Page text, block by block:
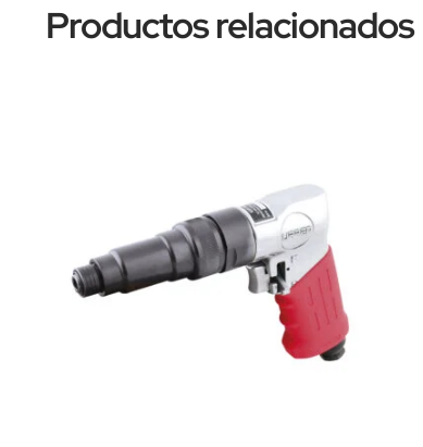
Productos relacionados